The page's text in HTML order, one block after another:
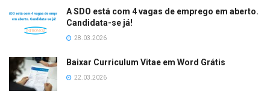
A SDO está com 4 vagas de emprego em aberto.
Candidata-se já!
28.03.2026
Baixar Curriculum Vitae em Word Grátis
22.03.2026